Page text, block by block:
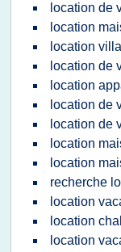
location de
location
location
location de
location
location de
location de
location
location
recherche
location
location
location